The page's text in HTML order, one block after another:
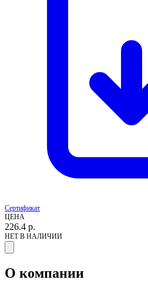
Сертификат
ЦЕНА
226.4 р.
НЕТ В НАЛИЧИИ
О компании